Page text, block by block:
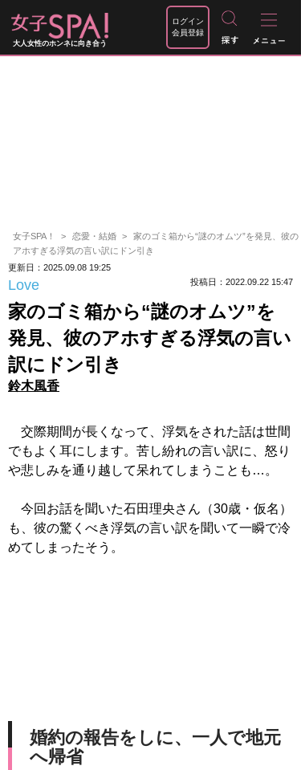
大人女性のホンネに向き合う
ログイン
会員登録
女子SPA！ 恋愛・結婚
家のゴミ箱から“謎のオムツ”を発見、彼の
アホすぎる浮気の言い訳にドン引き
更新日：2025.09.08 19:25
Love 投稿日：2022.09.22 15:47
家のゴミ箱から“謎のオムツ”を
発見、彼のアホすぎる浮気の言い
訳にドン引き
鈴木風香
交際期間が長くなって、浮気をされた話は世間
でもよく耳にします。苦し紛れの言い訳に、怒り
や悲しみを通り越して呆れてしまうことも…。
今回お話を聞いた石田理央さん（30歳・仮名）
も、彼の驚くべき浮気の言い訳を聞いて一瞬で冷
めてしまったそう。
婚約の報告をしに、一人で地元
へ帰省